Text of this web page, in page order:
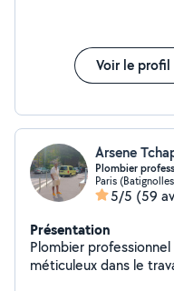
Voir le profil
Arsene
Plombier
Paris
5/5 (59
Présentation
Plombier
méticuleux dans le